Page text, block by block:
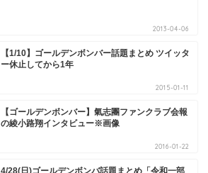
2013-04-06
【1/10】ゴールデンボンバー話題まとめ ツイッタ
ー休止してから1年
2015-01-11
【ゴールデンボンバー】氣志團ファンクラブ会報
の綾小路翔インタビュー※画像
2016-01-22